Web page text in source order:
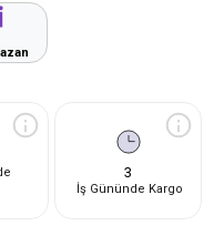
3
İş Gününde Kargo